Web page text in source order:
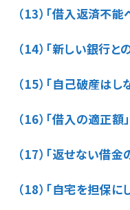
（13）「借入返済不
（14）「新しい銀行
（15）「自己破産はし
（16）「借入の適正額
（17）「返せない借
（18）「自宅を担保に